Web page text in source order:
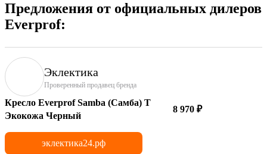
Предложения от официальных дилеров
Everprof:
Эклектика
Проверенный продавец бренда
Кресло Everprof Samba (Самба) T
Экокожа Черный
8 970 ₽
эклектика24.рф